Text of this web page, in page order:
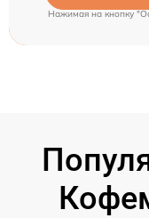
Нажимая на кнопку